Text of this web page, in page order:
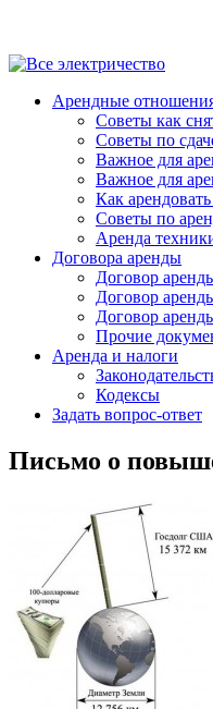
Арендные
Советы как
Советы по
Важное для
Важное для
Как
Советы по
Аренда
Договора аренды
Договор
Договор
Договор
Прочие
Аренда и налоги
Кодексы
Задать вопрос-ответ
Письмо о